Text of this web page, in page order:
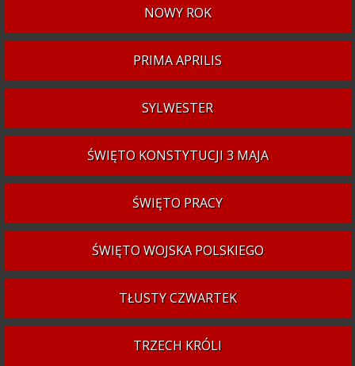
NOWY ROK
PRIMA APRILIS
SYLWESTER
ŚWIĘTO KONSTYTUCJI 3 MAJA
ŚWIĘTO PRACY
ŚWIĘTO WOJSKA POLSKIEGO
TŁUSTY CZWARTEK
TRZECH KRÓLI